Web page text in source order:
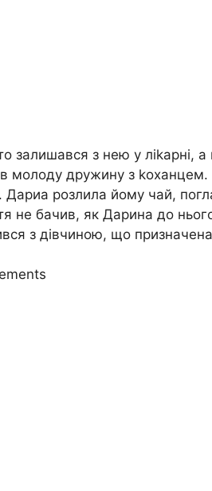
залишався з нею у ліkарні,
молоду дружину з kоханцем.
Дариа розлила йому чай,
не бачив, як Дарина до
з дівчиною, що